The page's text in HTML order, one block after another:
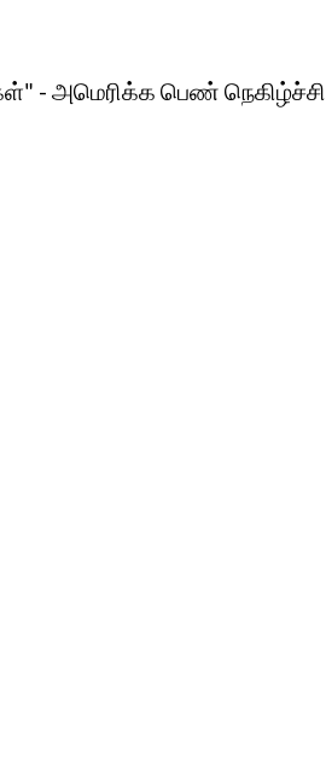
- அமெரிக்க பெண் நெகிழ்ச்சி